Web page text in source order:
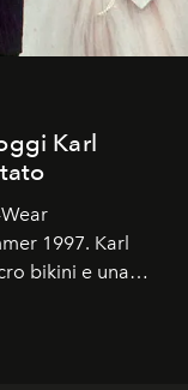
Karl
1997. Karl
bikini e una
Trent'anni dopo,